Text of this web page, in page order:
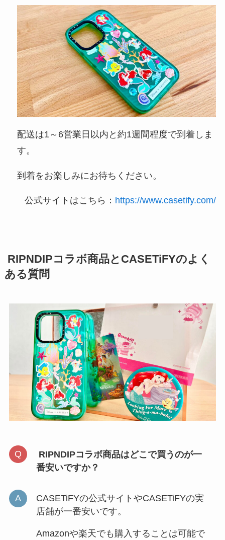
配送は1～6営業日以内と約1週間程度で到着しま
す。
到着をお楽しみにお待ちください。
公式サイトはこちら： https://www.casetify.com/
RIPNDIPコラボ商品とCASETiFYのよく
ある質問
RIPNDIPコラボ商品はどこで買うのが一
番安いですか？
CASETiFYの公式サイトやCASETiFYの実
店舗が一番安いです。
Amazonや楽天でも購入することは可能で